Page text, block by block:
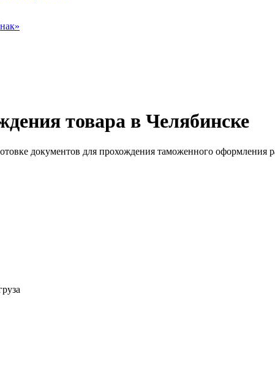
товара в Челябинске
документов для прохождения таможенного оформления